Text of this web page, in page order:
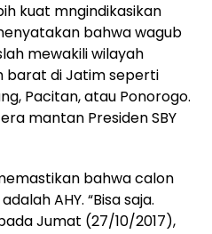
kuat mngindikasikan
bahwa wagub
mewakili wilayah
barat di Jatim seperti
Pacitan, atau Ponorogo.
mantan Presiden SBY
bahwa calon
AHY. “Bisa saja.
Jumat (27/10/2017),